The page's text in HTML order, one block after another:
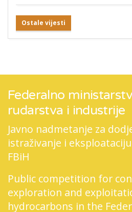
Ostale vijesti
Federalno
rudarstva i industrije
Javno nadmetanje za
istraživanje i
FBiH
Public competition for
exploration and
hydrocarbons in the